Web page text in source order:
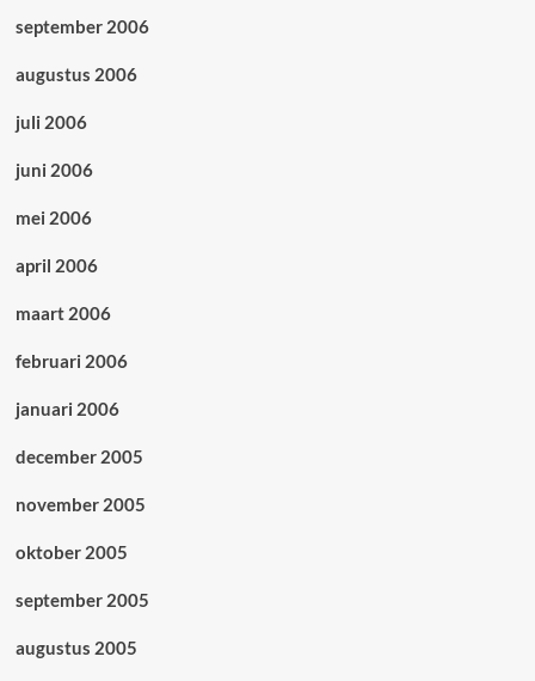
september 2006
augustus 2006
juli 2006
juni 2006
mei 2006
april 2006
maart 2006
februari 2006
januari 2006
december 2005
november 2005
oktober 2005
september 2005
augustus 2005